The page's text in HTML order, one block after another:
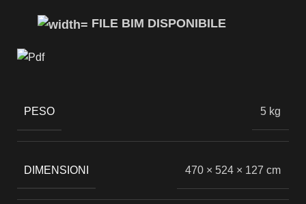
FILE BIM DISPONIBILE
PESO 5 kg
DIMENSIONI 470 × 524 × 127 cm